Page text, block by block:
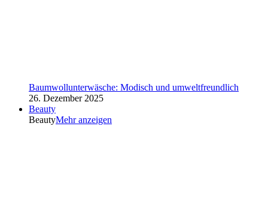
Baumwollunterwäsche: Modisch und umweltfreundlich
26. Dezember 2025
Beauty
BeautyMehr anzeigen